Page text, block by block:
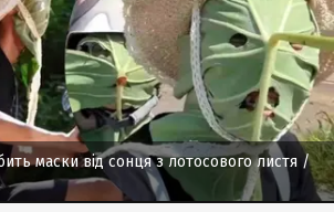
маски від сонця з лотосового листя /